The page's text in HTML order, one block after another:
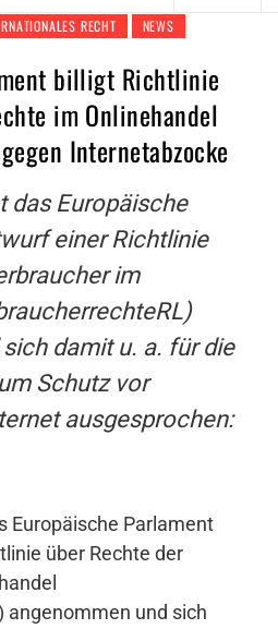
RECHT NEWS
billigt Richtlinie
im Onlinehandel
Internetabzocke
das Europäische
einer Richtlinie
im
damit u. a. für die
Schutz vor
ausgesprochen:
Europäische Parlament
über Rechte der
angenommen und sich